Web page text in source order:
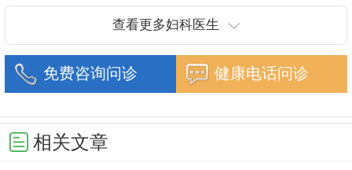
查看更多妇科医生
免费咨询问诊 健康电话问诊
相关文章